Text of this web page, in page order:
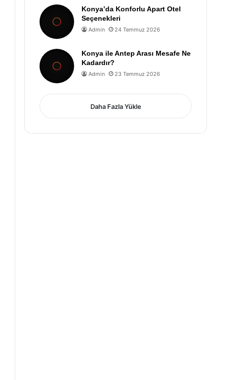
Konya’da Konforlu Apart Otel
Seçenekleri
Admin 24 Temmuz 2026
Konya ile Antep Arası Mesafe Ne
Kadardır?
Admin 23 Temmuz 2026
Daha Fazla Yükle